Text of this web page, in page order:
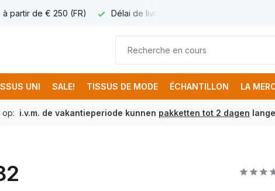
partir de € 250 (FR) Délai de livraison 1 à 3 jours ouvrables
UNI SALE! TISSUS DE MODE ÉCHANTILLON LA
op: i.v.m. de vakantieperiode kunnen pakketten tot 2 dagen